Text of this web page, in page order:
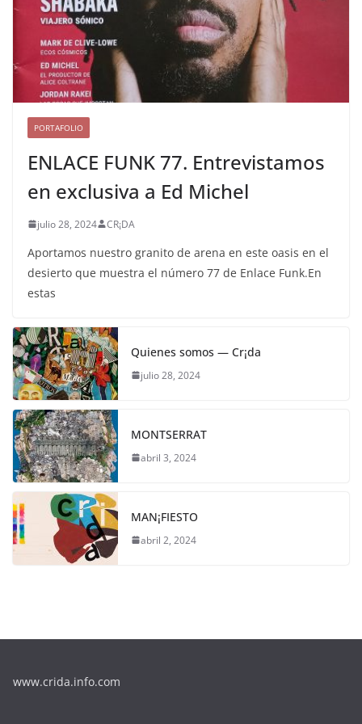
PORTAFOLIO
ENLACE FUNK 77. Entrevistamos
en exclusiva a Ed Michel
julio 28, 2024 CR¡DA
Aportamos nuestro granito de arena en este oasis en el
desierto que muestra el número 77 de Enlace Funk.En
estas
Quienes somos — Cr¡da
julio 28, 2024
MONTSERRAT
abril 3, 2024
MAN¡FIESTO
abril 2, 2024
www.crida.info.com